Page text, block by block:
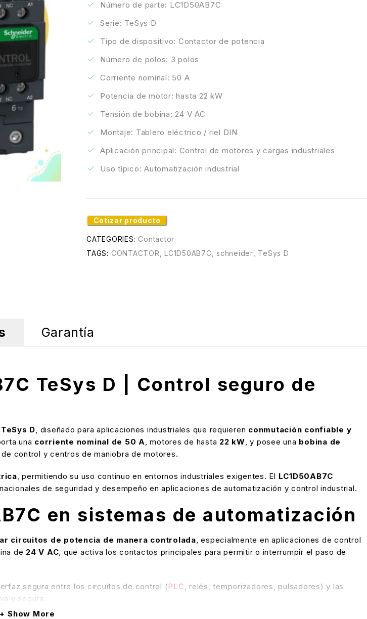
Número de parte: LC1D50AB7C
Serie: TeSys D
Tipo de dispositivo: Contactor de potencia
Número de polos: 3 polos
Corriente nominal: 50 A
Potencia de motor: hasta 22 kW
Tensión de bobina: 24 V AC
Montaje: Tablero eléctrico / riel DIN
Aplicación principal: Control de motores y cargas industriales
Uso típico: Automatización industrial
Cotizar producto
CATEGORIES: Contactor
TAGS: CONTACTOR ,LC1D50AB7C ,schneider TeSys D
Garantía
TeSys D | Control seguro de
D, diseñado para aplicaciones industriales que requieren conmutación confiable y
una corriente nominal de 50 A, motores de hasta 22 kW, y posee una bobina de
control y centros de maniobra de motores.
, permitiendo su uso continuo en entornos industriales exigentes. El LC1D50AB7C
de seguridad y desempeño en aplicaciones de automatización y control industrial.
en sistemas de automatización
circuitos de potencia de manera controlada, especialmente en aplicaciones de control
de 24 V AC, que activa los contactos principales para permitir o interrumpir el paso de
segura entre los circuitos de control (PLC, relés, temporizadores, pulsadores) y las
y segura.
Show More